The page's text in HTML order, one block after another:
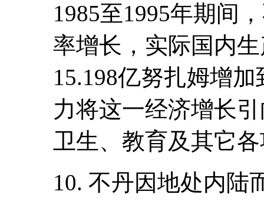
1985至1995年期间
率增长，实际国内
15.198亿努扎姆增
力将这一经济增长
卫生、教育及其它
10. 不丹因地处内陆